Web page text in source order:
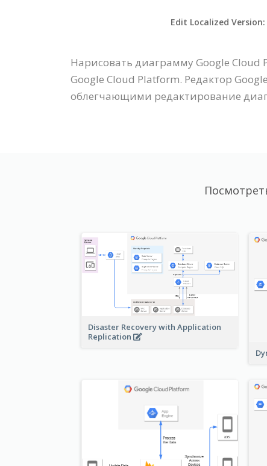
Edit Localized Version:
Нарисовать диаграмму Google
Google Cloud Platform. Редактор
облегчающими редактирование
Disaster Recovery with Application
Replication